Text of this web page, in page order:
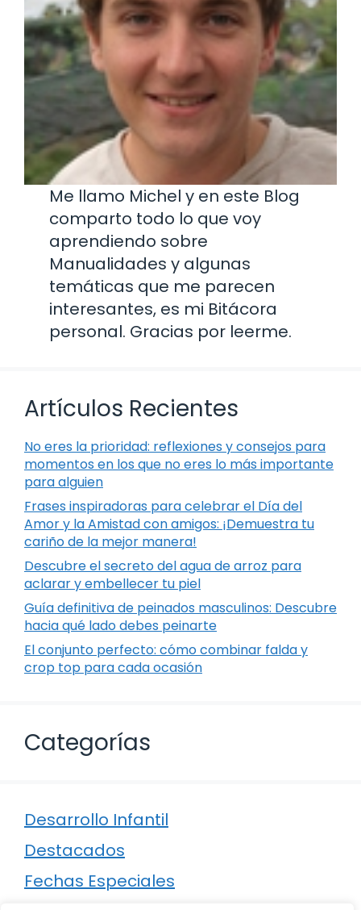
Me llamo Michel y en este Blog
comparto todo lo que voy
aprendiendo sobre
Manualidades y algunas
temáticas que me parecen
interesantes, es mi Bitácora
personal. Gracias por leerme.
Artículos Recientes
No eres la prioridad: reflexiones y consejos para
momentos en los que no eres lo más importante
para alguien
Frases inspiradoras para celebrar el Día del
Amor y la Amistad con amigos: ¡Demuestra tu
cariño de la mejor manera!
Descubre el secreto del agua de arroz para
aclarar y embellecer tu piel
Guía definitiva de peinados masculinos: Descubre
hacia qué lado debes peinarte
El conjunto perfecto: cómo combinar falda y
crop top para cada ocasión
Categorías
Desarrollo Infantil
Destacados
Fechas Especiales